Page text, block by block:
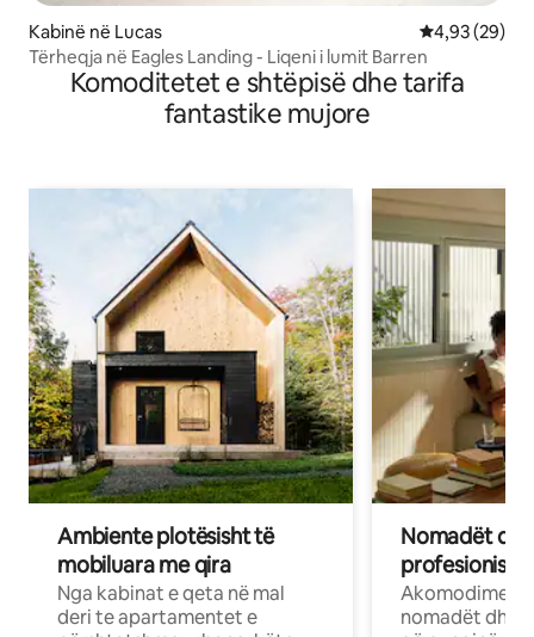
Kabinë në Lucas Vlerësimi
4,93 (29)
Tërheqja në Eagles Landing - Liqeni i lumit Barren
Komoditetet e shtëpisë dhe tarifa
fantastike mujore
Ambiente plotësisht të
mobiluara me qira
Nga kabinat e qeta në mal
deri te apartamentet e
Nomadët
Akomodime
nomadët dhe